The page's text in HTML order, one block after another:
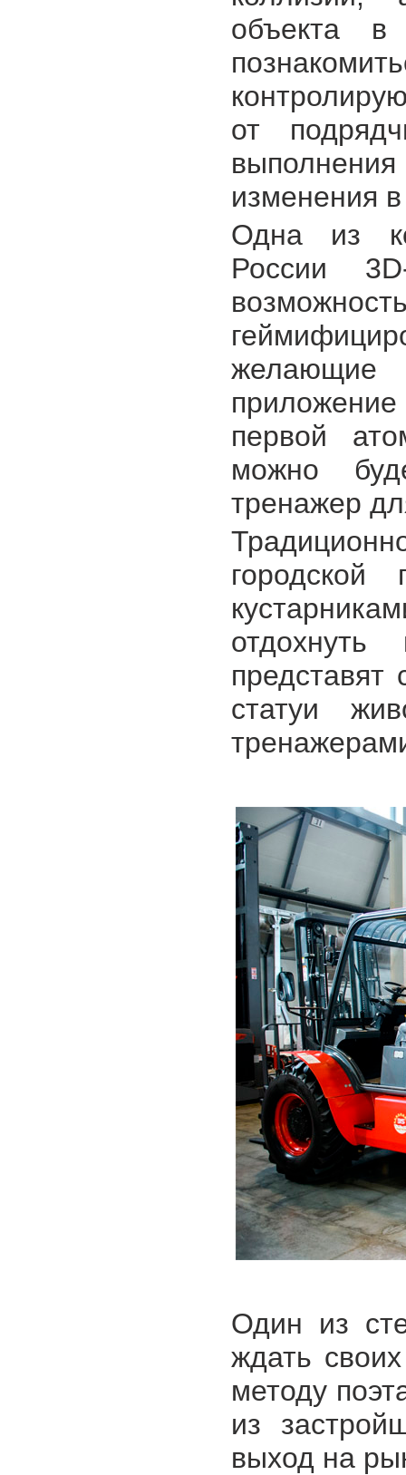
объекта
от
изменения
Одна из
России
желающие
первой
можно
тренажер
статуи
Один из
ждать
методу
из
выход на